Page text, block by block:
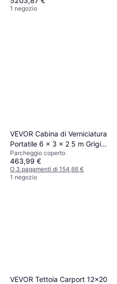
1 negozio
VEVOR Cabina di Verniciatura
Portatile 6 x 3 x 2 5 m Grigia
(Superficie edificio )
Parcheggio coperto
463,99 €
O 3 pagamenti di 154,66 €
1 negozio
VEVOR Tettoia Carport 12x20